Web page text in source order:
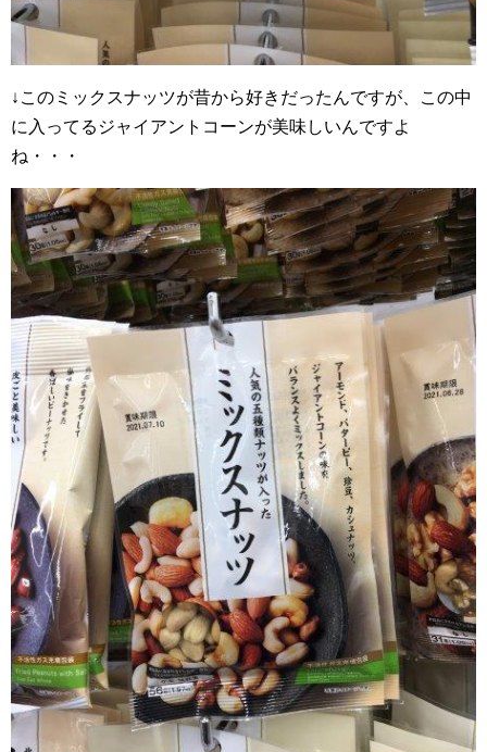
↓このミックスナッツが昔から好きだったんですが、この中
に入ってるジャイアントコーンが美味しいんですよ
ね・・・